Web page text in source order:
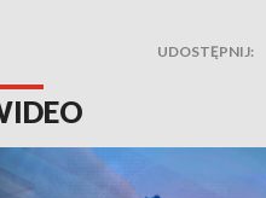
UDOSTĘPNIJ: